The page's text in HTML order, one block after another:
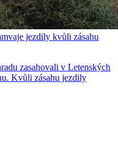
jezdily kvůli zásahu
zasahovali v Letenských
Kvůli zásahu jezdily